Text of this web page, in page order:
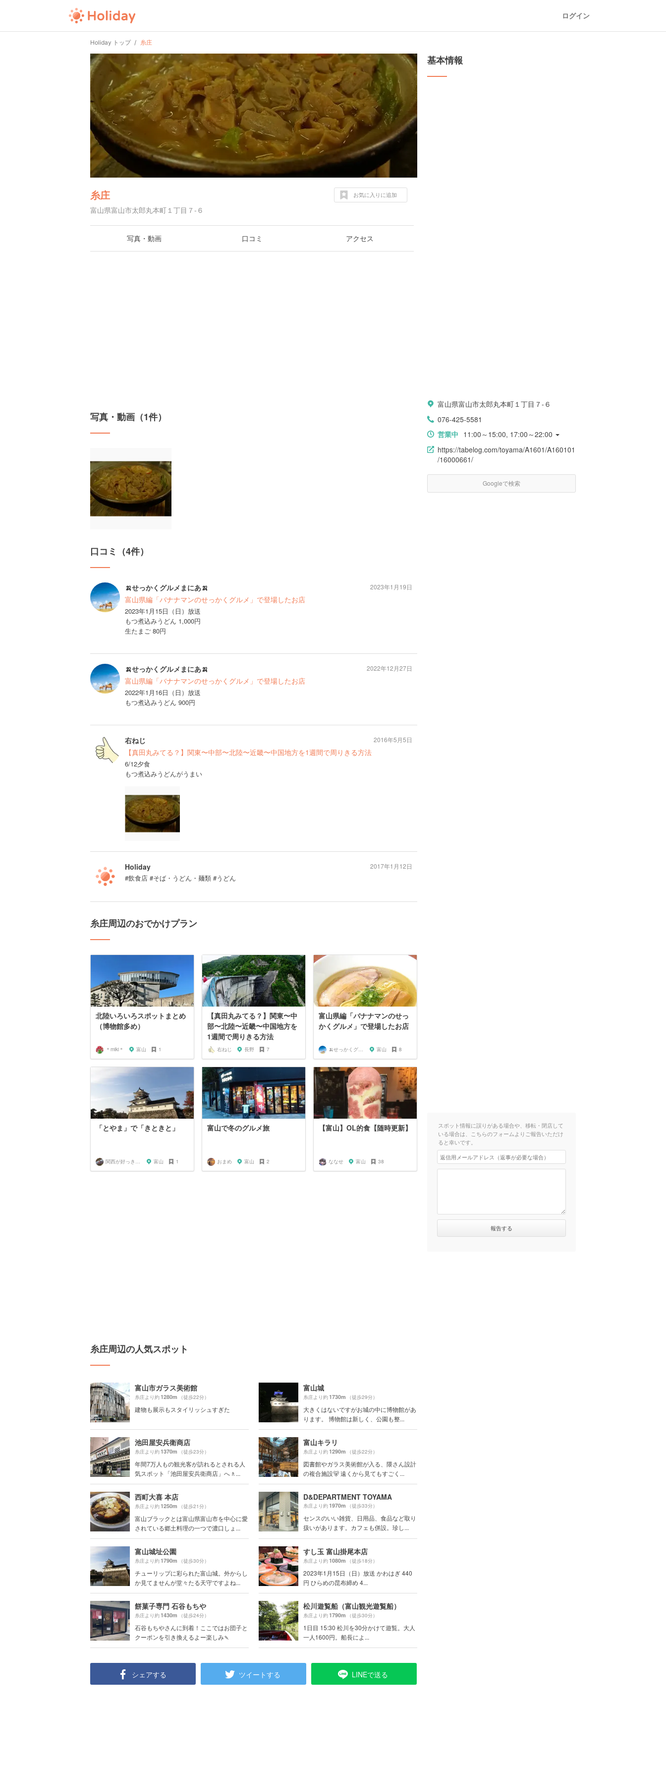
ログイン
Holiday トップ 糸庄
糸庄
富山県富山市太郎丸本町１丁目７-６
お気に入りに追加
写真・動画 口コミ アクセス
写真・動画（1件）
口コミ（4件）
🍌せっかくグルメまにあ🍌
富山県編「バナナマンのせっかくグルメ」で登場したお店
2023年1月15日（日）放送
もつ煮込みうどん 1,000円
生たまご 80円
2023年1月19日
🍌せっかくグルメまにあ🍌
富山県編「バナナマンのせっかくグルメ」で登場したお店
2022年1月16日（日）放送
もつ煮込みうどん 900円
2022年12月27日
右ねじ
【真田丸みてる？】関東〜中部〜北陸〜近畿〜中国地方を1週間で周りきる方法
6/12夕食
もつ煮込みうどんがうまい
2016年5月5日
Holiday
#飲食店 #そば・うどん・麺類 #うどん
2017年1月12日
糸庄周辺のおでかけプラン
北陸いろいろスポットまとめ
（博物館多め）
＊miki＊ 富山 1
【真田丸みてる？】関東〜中
部〜北陸〜近畿〜中国地方を
1週間で周りきる方法
右ねじ 長野 7
富山県編「バナナマンのせっ
かくグルメ」で登場したお店
🍌せっかくグルメまにあ🍌 富山 8
「とやま」で「きときと」
関西が好っきゃねん 富山 1
富山で冬のグルメ旅
おまめ 富山 2
【富山】OL的食【随時更新】
ななせ 富山 38
糸庄周辺の人気スポット
富山市ガラス美術館
糸庄より約1280m （徒歩22分）
建物も展示もスタイリッシュすぎた
富山城
糸庄より約1730m （徒歩29分）
大きくはないですがお城の中に博物館があ
ります。 博物館は新しく、公園も整...
池田屋安兵衛商店
糸庄より約1370m （徒歩23分）
年間7万人もの観光客が訪れるとされる人
気スポット「池田屋安兵衛商店」へ🚶...
富山キラリ
糸庄より約1290m （徒歩22分）
図書館やガラス美術館が入る、隈さん設計
の複合施設🐻 遠くから見てもすごく...
西町大喜 本店
糸庄より約1250m （徒歩21分）
富山ブラックとは富山県富山市を中心に愛
されている郷土料理の一つで濃口しょ...
D&DEPARTMENT TOYAMA
糸庄より約1970m （徒歩33分）
センスのいい雑貨、日用品、食品など取り
扱いがあります。カフェも併設。珍し...
富山城址公園
糸庄より約1790m （徒歩30分）
チューリップに彩られた富山城。外からし
か見てませんが堂々たる天守ですよね...
すし玉 富山掛尾本店
糸庄より約1080m （徒歩18分）
2023年1月15日（日）放送 かわはぎ 440
円 ひらめの昆布締め 4...
餅菓子専門 石谷もちや
糸庄より約1430m （徒歩24分）
石谷もちやさんに到着！ここではお団子と
クーポンを引き換えるよー楽しみ🍡
松川遊覧船（富山観光遊覧船）
糸庄より約1790m （徒歩30分）
1日目 15:30 松川を30分かけて遊覧。大人
一人1600円。船長によ...
シェアする ツイートする LINEで送る
基本情報
富山県富山市太郎丸本町１丁目７-６
076-425-5581
営業中 11:00～15:00, 17:00～22:00
https://tabelog.com/toyama/A1601/A160101
/16000661/
Googleで検索
スポット情報に誤りがある場合や、移転・閉店して
いる場合は、こちらのフォームよりご報告いただけ
ると幸いです。